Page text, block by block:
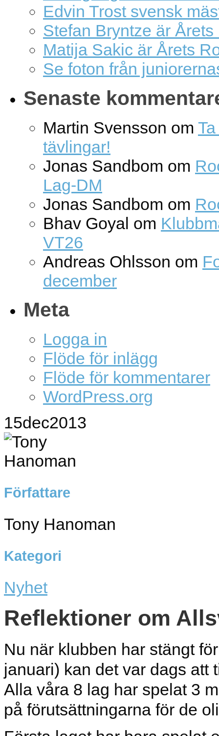
Edvin Trost svensk
Stefan Bryntze är
Matija Sakic är Årets
Se foton från
Senaste
Martin Svensson om
tävlingar!
Jonas Sandbom om
Lag-DM
Jonas Sandbom om
Bhav Goyal om
VT26
Andreas Ohlsson om
december
Meta
Logga in
Flöde för inlägg
Flöde för kommentarer
WordPress.org
15dec2013
Författare
Tony Hanoman
Kategori
Nyhet
Reflektioner om
Nu när klubben har stängt
januari) kan det var dags att
Alla våra 8 lag har spelat 3
på förutsättningarna för de